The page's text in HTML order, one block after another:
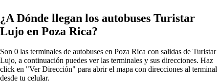
¿A Dónde llegan los autobuses Turistar
Lujo en Poza Rica?
Son 0 las terminales de autobuses en Poza Rica con salidas de Turistar
Lujo, a continuación puedes ver las terminales y sus direcciones. Haz
click en "Ver Dirección" para abrir el mapa con direcciones al terminal
desde tu celular.